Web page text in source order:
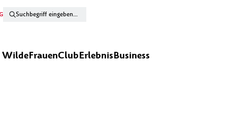
WildeFrauenClubErlebnisBusiness